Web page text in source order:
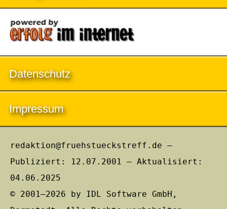
Datenschutz
Impressum
redaktion@fruehstueckstreff.de –
Publiziert: 12.07.2001 – Aktualisiert:
04.06.2025
© 2001–2026 by IDL Software GmbH,